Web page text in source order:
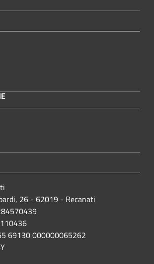
26 - 62019 - Recanati
69130 000000065262